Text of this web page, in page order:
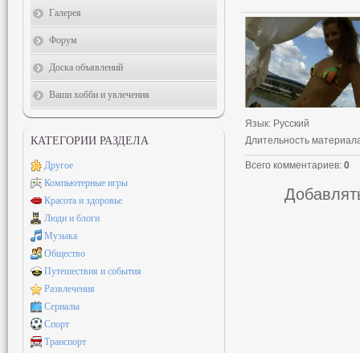
Язык: Русский
Длительность
Всего комментариев: 0
Галерея
Форум
Доска объявлений
Ваши хобби и увлечения
КАТЕГОРИИ РАЗДЕЛА
Другое
Компьютерные игры
Красота и здоровье
Люди и блоги
Музыка
Общество
Путешествия и события
Развлечения
Сериалы
Спорт
Транспорт